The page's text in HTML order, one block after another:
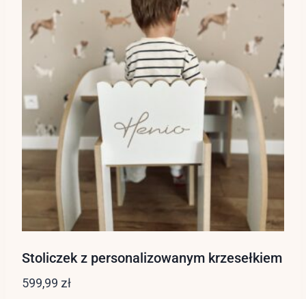
Stoliczek z personalizowanym krzesełkiem
599,99 zł